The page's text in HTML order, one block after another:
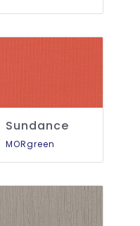
Sundance
MORgreen